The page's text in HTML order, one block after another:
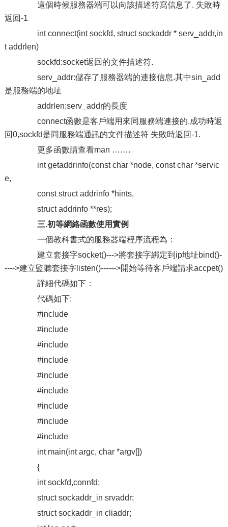
這個時候服務器端可以向該描述符寫信息了. 失敗時
返回-1
int connect(int sockfd, struct sockaddr * serv_addr,in
t addrlen)
sockfd:socket返回的文件描述符.
serv_addr:儲存了服務器端的連接信息.其中sin_add
是服務端的地址
addrlen:serv_addr的長度
connect函數是客戶端用來同服務端連接的.成功時返
回0,sockfd是同服務端通訊的文件描述符 失敗時返回-1.
更多函數請查看man …….
int getaddrinfo(const char *node, const char *servic
e,
const struct addrinfo *hints,
struct addrinfo **res);
三.初等網絡函數使用實例
一個教科書式的服務器端程序流程為：
建立套接字socket()--->將套接字綁定到ip地址bind()-
---->建立監聽套接字listen()------>開始等待客戶端請求accpet()
詳細代碼如下：
代碼如下:
#include
#include
#include
#include
#include
#include
#include
#include
#include
int main(int argc, char *argv[])
{
int sockfd,connfd;
struct sockaddr_in srvaddr;
struct sockaddr_in cliaddr;